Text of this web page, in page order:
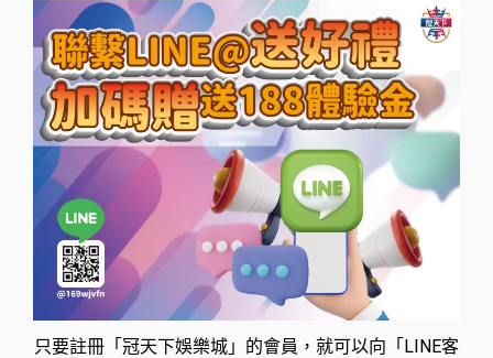
只要註冊「冠天下娛樂城」的會員，就可以向「LINE客